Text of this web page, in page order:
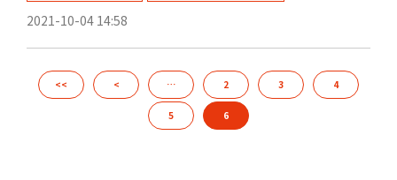
2021-10-04 14:58
<< < … 2 3 4
5 6